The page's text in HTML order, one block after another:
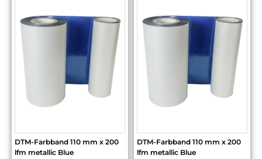
DTM-Farbband 110 mm x 200
lfm metallic Blue
DTM-Farbband 110 mm x 200
lfm metallic Blue